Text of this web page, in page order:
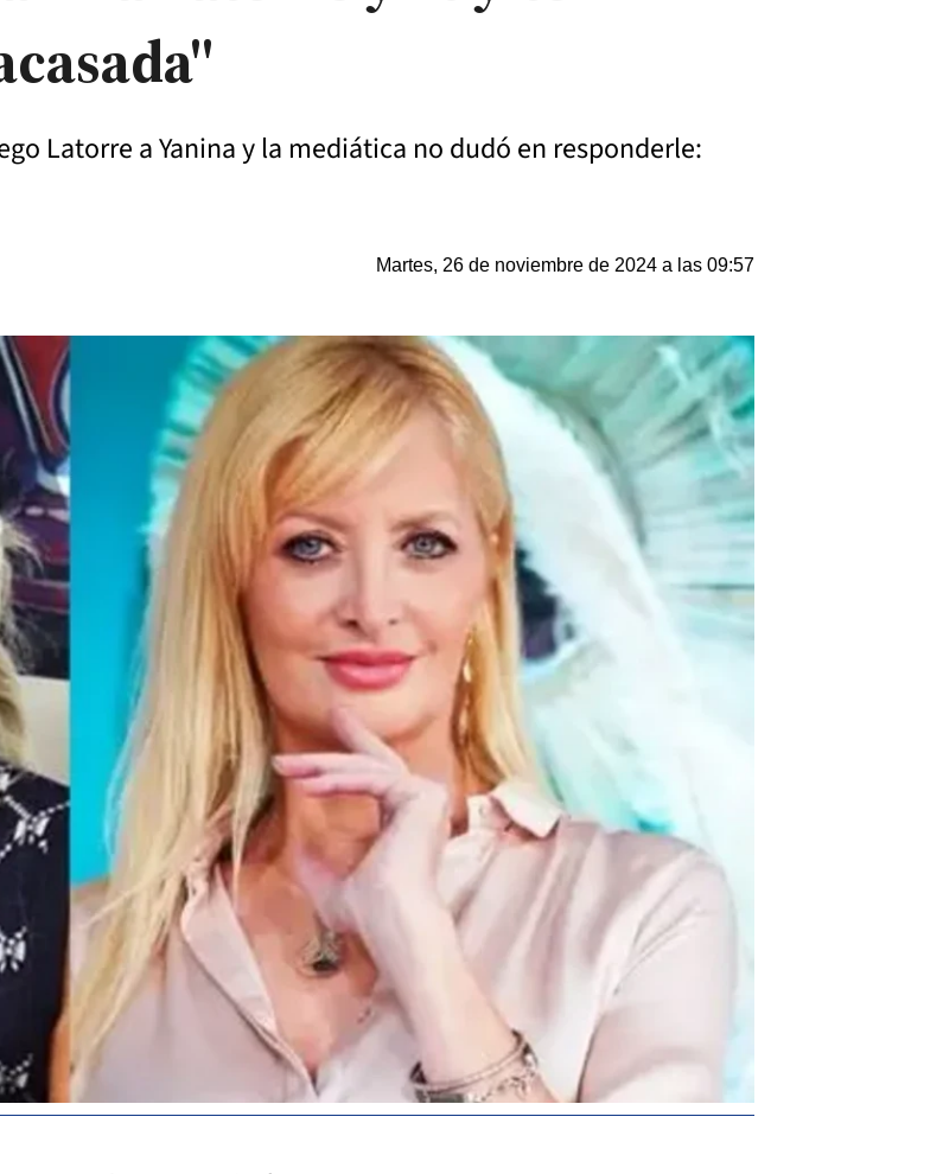
Latorre a Yanina y la mediática no dudó en responderle:
Martes, 26 de noviembre de 2024 a las 09:57